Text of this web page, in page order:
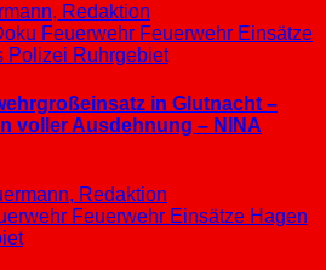
Redaktion
Feuerwehr Feuerwehr Einsätze
Polizei Ruhrgebiet
in Glutnacht –
voller Ausdehnung – NINA
Redaktion
Feuerwehr Einsätze Hagen